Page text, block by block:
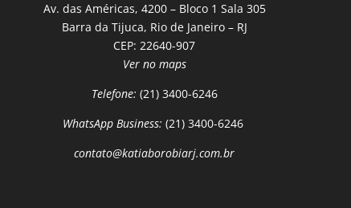
Av. das Américas, 4200 – Bloco 1 Sala 305
Barra da Tijuca, Rio de Janeiro – RJ
CEP: 22640-907
Ver no maps
Telefone: (21) 3400-6246
WhatsApp Business: (21) 3400-6246
contato@katiaborobiarj.com.br